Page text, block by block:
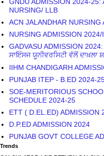
NURSING/ LLB
ACN JALANDHAR
NURSING ADMISSION
GADVASU ADMISSION
ਸਾਇੰਸਜ ਯੂਨੀਵਰਸਿਟੀ ਵੱਲੋਂ ਦਾਖ਼ਲਾ
IIHM CHANDIGARH
PUNJAB ITEP - B.ED 2024-
SOE-MERITORIOUS
SCHEDULE 2024-25
ETT ( D.EL.ED) ADMISSION
D.P.ED ADMISSION 2024
PUNJAB GOVT COLLEGE
Trends